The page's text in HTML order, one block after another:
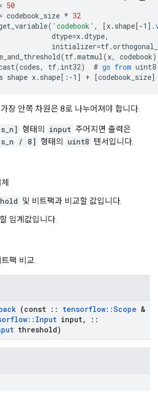
50
codebook_size * 32
( 'codebook' , [x.shape[-1 ] .
dtype=x.dtype,
initializer=tf.
(tf.matmul(x, codebook
(codes, tf. int32)
  #
go from uint8
shape x. shape[ :-1 ] + [codebook_size]
장 안쪽 차원은 8로 나누어져야 합니다.
형태의 input 주어지면 출력은
/ 8] 형태의 uint8 텐서입니다.
및 비트팩과 비교할 값입니다.
임계값입니다.
트팩 비교.
(const :: tensorflow::Scope &
:: Input input,
::
threshold)